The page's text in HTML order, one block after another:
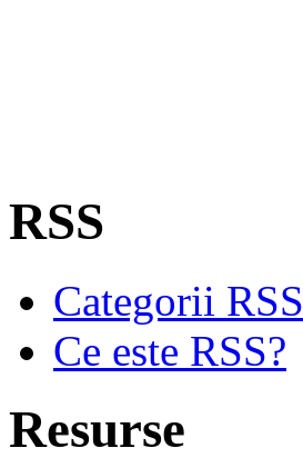
RSS
Categorii RSS
Ce este RSS?
Resurse